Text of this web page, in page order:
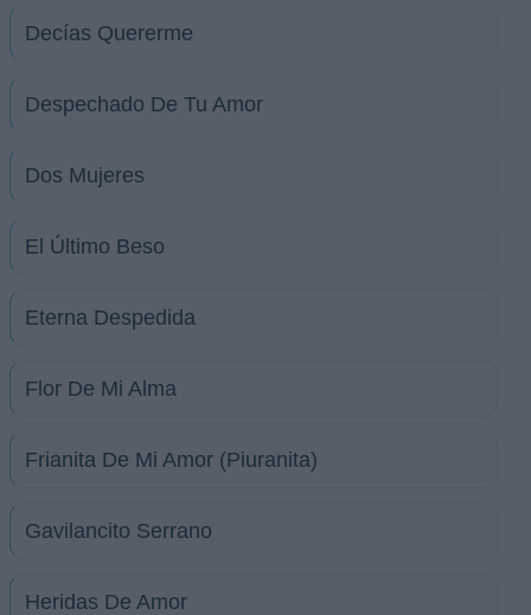
Decías Quererme
Despechado De Tu Amor
Dos Mujeres
El Último Beso
Eterna Despedida
Flor De Mi Alma
Frianita De Mi Amor (Piuranita)
Gavilancito Serrano
Heridas De Amor